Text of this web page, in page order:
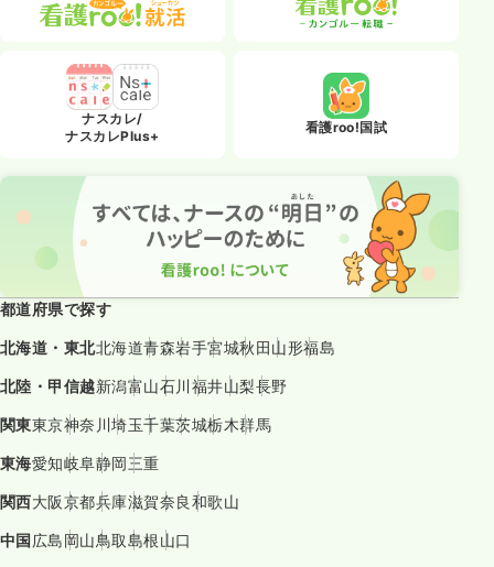
ナスカレ/
ナスカレPlus+
看護roo!国試
都道府県で探す
北海道・東北北海道青森岩手宮城秋田山形福島
北陸・甲信越新潟富山石川福井山梨長野
関東東京神奈川埼玉千葉茨城栃木群馬
東海愛知岐阜静岡三重
関西大阪京都兵庫滋賀奈良和歌山
中国広島岡山鳥取島根山口